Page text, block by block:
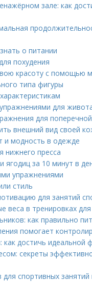
зале: как
о питании
похудения
красоту с помощью
типа фигуры
для
для
внешний вид своей
и модность в одежде
нижнего пресса
ягодиц за 10 минут в
упражнениями
стиль
для занятий
веса в тренировках
как правильно
помогает
как достичь идеальной
секреты
спортивных занятий